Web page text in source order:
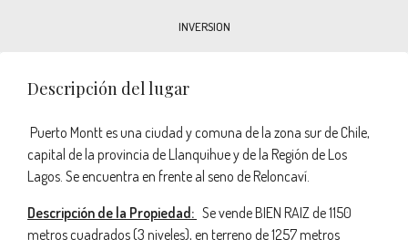
INVERSION
Descripción del lugar
Puerto Montt es una ciudad y comuna de la zona sur de Chile,
capital de la provincia de Llanquihue y de la Región de Los
Lagos. Se encuentra en frente al seno de Reloncaví.
Descripción de la Propiedad: Se vende BIEN RAIZ de 1150
metros cuadrados (3 niveles), en terreno de 1257 metros